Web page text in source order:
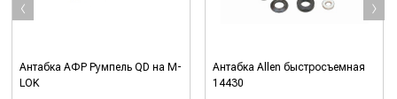
Антабка АФР Румпель QD на M-
LOK
Антабка Allen быстросъемная
14430
‹ ›